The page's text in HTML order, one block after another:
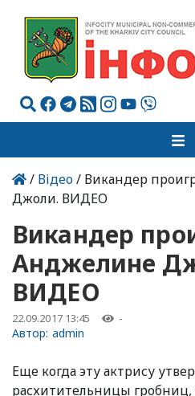
/ Відео/ Викандер
Джоли. ВИДЕО
Викандер
Анджелине
ВИДЕО
22.09.2017 13:45 -
Автор: admin
Еще когда эту актрису
расхитительницы